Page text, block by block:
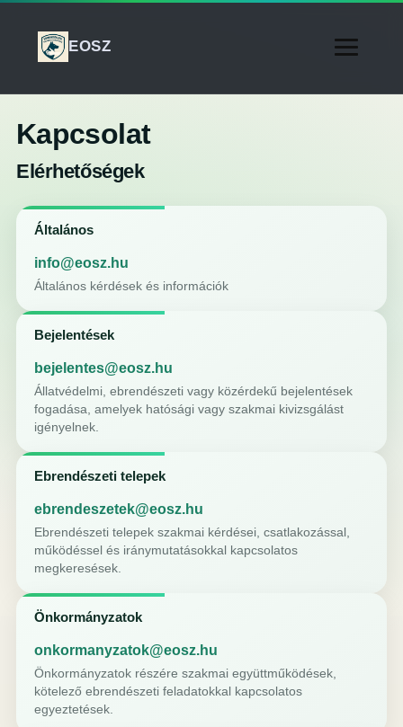
EOSZ
Kapcsolat
Elérhetőségek
Általános
info@eosz.hu
Általános kérdések és információk
Bejelentések
bejelentes@eosz.hu
Állatvédelmi, ebrendészeti vagy közérdekű bejelentések
fogadása, amelyek hatósági vagy szakmai kivizsgálást
igényelnek.
Ebrendészeti telepek
ebrendeszetek@eosz.hu
Ebrendészeti telepek szakmai kérdései, csatlakozással,
működéssel és iránymutatásokkal kapcsolatos
megkeresések.
Önkormányzatok
onkormanyzatok@eosz.hu
Önkormányzatok részére szakmai együttműködések,
kötelező ebrendészeti feladatokkal kapcsolatos
egyeztetések.